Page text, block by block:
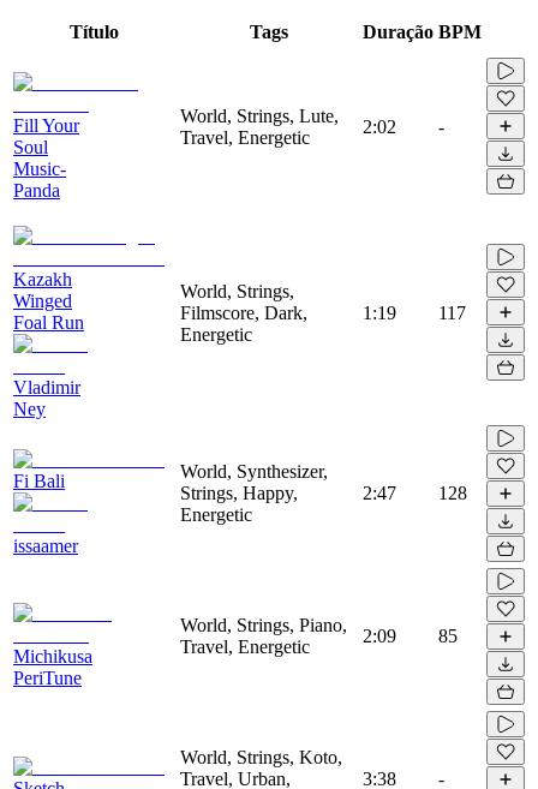
Título Tags Duração BPM
Fill Your
Soul
Music-
Panda
World, Strings, Lute,
Travel, Energetic
2:02 -
Kazakh
Winged
Foal Run
Vladimir
Ney
World, Strings,
Filmscore, Dark,
Energetic
1:19 117
Fi Bali
issaamer
World, Synthesizer,
Strings, Happy,
Energetic
2:47 128
Michikusa
PeriTune
World, Strings, Piano,
Travel, Energetic
2:09 85
World, Strings, Koto,
Travel, Urban,
3:38 -